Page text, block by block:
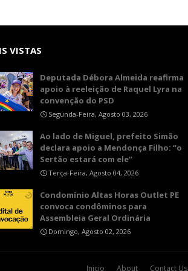
VISTAS
Deputada Débora Almeida reafirma
apoio à reeleição de Raquel Lyra na
convenção do PSD
Segunda-Feira, Agosto 03, 2026
Ao lado de Miguel, prefeito Simão
declara apoio a Mendonça Filho: “o
Sertão estará com ele”
Terça-Feira, Agosto 04, 2026
Condomínio Altas Horas Outlet PE
convoca condôminos para
Assembleia Geral Ordinária
Domingo, Agosto 02, 2026
Inicio About Contact Us